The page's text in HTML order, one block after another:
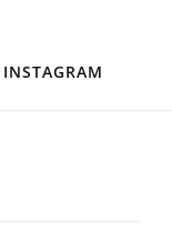
INSTAGRAM